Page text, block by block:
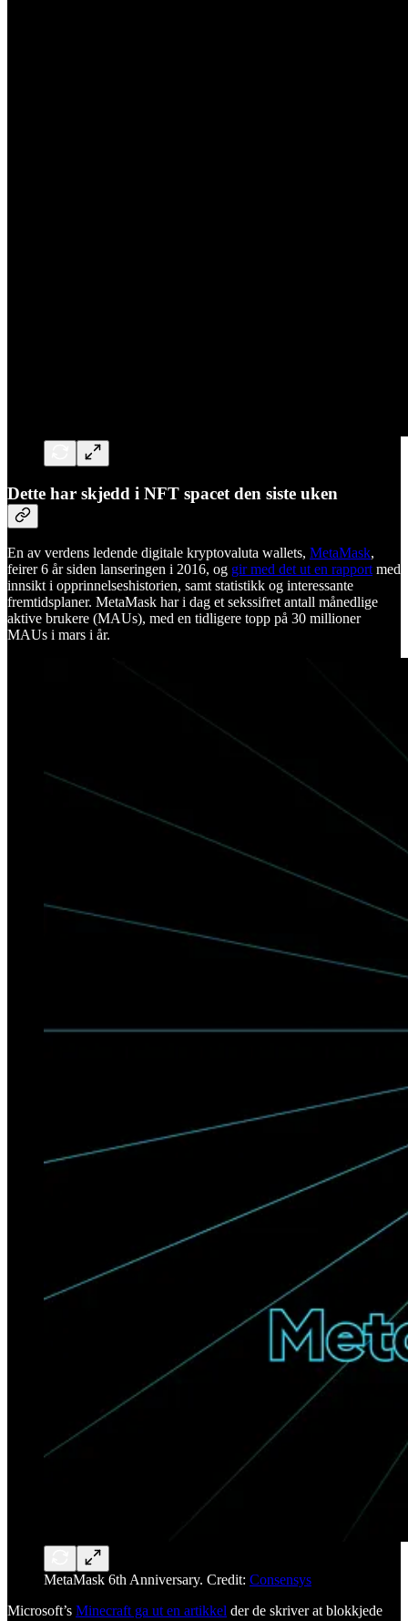
Dette har skjedd i NFT spacet den siste uken
En av verdens ledende digitale kryptovaluta wallets, MetaMask,
feirer 6 år siden lanseringen i 2016, og gir med det ut en rapport med
innsikt i opprinnelseshistorien, samt statistikk og interessante
fremtidsplaner. MetaMask har i dag et sekssifret antall månedlige
aktive brukere (MAUs), med en tidligere topp på 30 millioner
MAUs i mars i år.
MetaMask 6th Anniversary. Credit: Consensys
Microsoft’s Minecraft ga ut en artikkel der de skriver at blokkjede